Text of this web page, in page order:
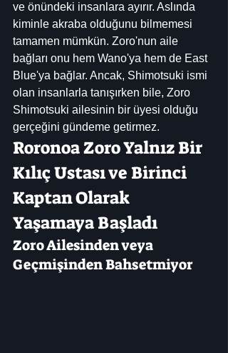
ve önündeki insanlara ayırır. Aslında
kiminle akraba olduğunu bilmemesi
tamamen mümkün. Zoro'nun aile
bağları onu hem Wano'ya hem de East
Blue'ya bağlar. Ancak, Shimotsuki ismi
olan insanlarla tanışırken bile, Zoro
Shimotsuki ailesinin bir üyesi olduğu
gerçeğini gündeme getirmez.
Roronoa Zoro Yalnız Bir
Kılıç Ustası ve Birinci
Kaptan Olarak
Yaşamaya Başladı
Zoro Ailesinden veya
Geçmişinden Bahsetmiyor